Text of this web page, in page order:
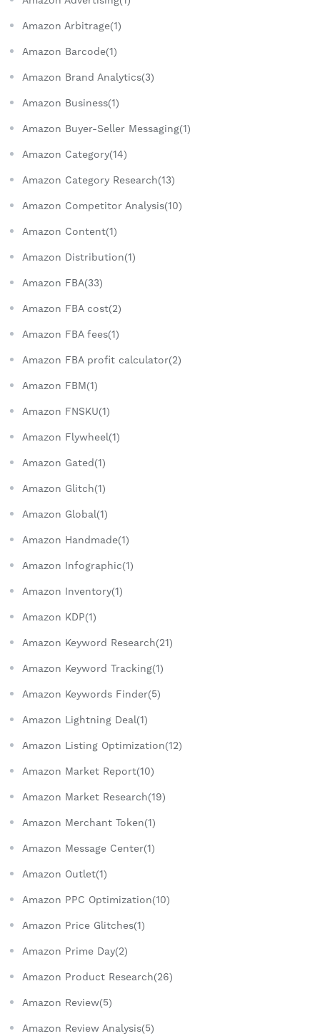
Amazon Arbitrage(1)
Amazon Barcode(1)
Amazon Brand Analytics(3)
Amazon Business(1)
Amazon Buyer-Seller Messaging(1)
Amazon Category(14)
Amazon Category Research(13)
Amazon Competitor Analysis(10)
Amazon Content(1)
Amazon Distribution(1)
Amazon FBA(33)
Amazon FBA cost(2)
Amazon FBA fees(1)
Amazon FBA profit calculator(2)
Amazon FBM(1)
Amazon FNSKU(1)
Amazon Flywheel(1)
Amazon Gated(1)
Amazon Glitch(1)
Amazon Global(1)
Amazon Handmade(1)
Amazon Infographic(1)
Amazon Inventory(1)
Amazon KDP(1)
Amazon Keyword Research(21)
Amazon Keyword Tracking(1)
Amazon Keywords Finder(5)
Amazon Lightning Deal(1)
Amazon Listing Optimization(12)
Amazon Market Report(10)
Amazon Market Research(19)
Amazon Merchant Token(1)
Amazon Message Center(1)
Amazon Outlet(1)
Amazon PPC Optimization(10)
Amazon Price Glitches(1)
Amazon Prime Day(2)
Amazon Product Research(26)
Amazon Review(5)
Amazon Review Analysis(5)